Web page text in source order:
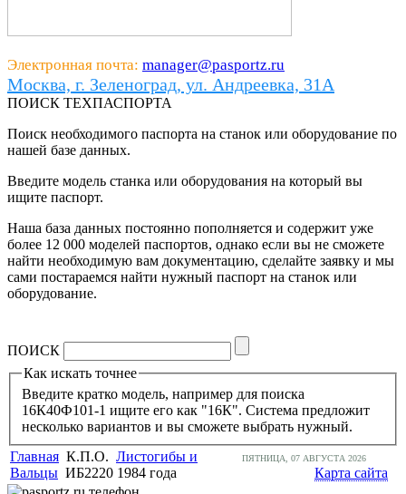
Электронная почта: manager@pasportz.ru
Москва, г. Зеленоград, ул. Андреевка, 31А
ПОИСК ТЕХПАСПОРТА
Поиск необходимого паспорта на станок или оборудование по
нашей базе данных.
Введите модель станка или оборудования на который вы
ищите паспорт.
Наша база данных постоянно пополняется и содержит уже
более 12 000 моделей паспортов, однако если вы не сможете
найти необходимую вам документацию, сделайте заявку и мы
сами постараемся найти нужный паспорт на станок или
оборудование.
ПОИСК
Как искать точнее
Введите кратко модель, например для поиска
16К40Ф101-1 ищите его как "16К". Система предложит
несколько вариантов и вы сможете выбрать нужный.
Главная К.П.О. Листогибы и
Вальцы ИБ2220 1984 года
ПЯТНИЦА, 07 АВГУСТА 2026
Карта сайта